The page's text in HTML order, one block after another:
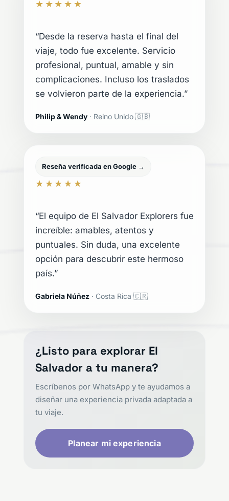
★★★★★
“Desde la reserva hasta el final del
viaje, todo fue excelente. Servicio
profesional, puntual, amable y sin
complicaciones. Incluso los traslados
se volvieron parte de la experiencia.”
Philip & Wendy · Reino Unido 🇬🇧
Reseña verificada en Google →
★★★★★
“El equipo de El Salvador Explorers fue
increíble: amables, atentos y
puntuales. Sin duda, una excelente
opción para descubrir este hermoso
país.”
Gabriela Núñez · Costa Rica 🇨🇷
¿Listo para explorar El
Salvador a tu manera?
Escríbenos por WhatsApp y te ayudamos a
diseñar una experiencia privada adaptada a
tu viaje.
Planear mi experiencia